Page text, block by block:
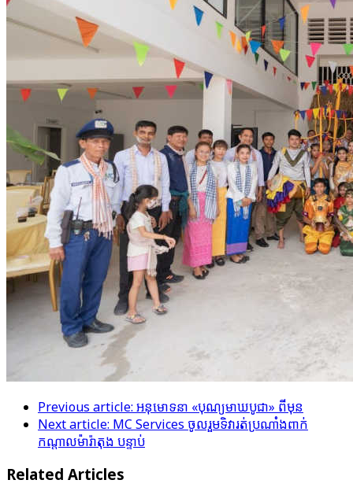
Previous article: អនុមោទនា «បុណ្យមាឃបូជា» ពីមុន
Next article: MC Services ចូល​រួមទិវារត់ប្រណាំង​ពាក់
កណ្តាល​ម៉ារ៉ាតុង បន្ទាប់
Related Articles